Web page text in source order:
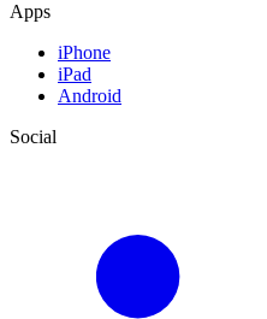
Apps
iPhone
iPad
Android
Social